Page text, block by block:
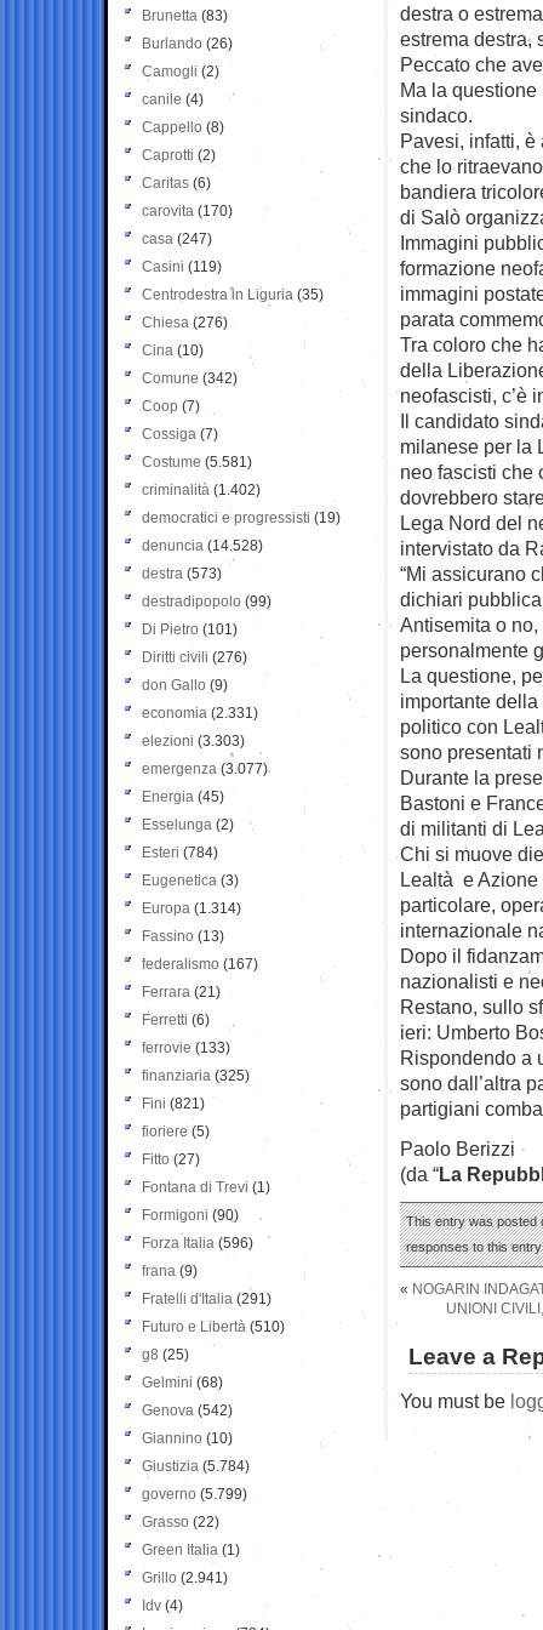
destra o
estrema destra,
Peccato che
Ma la
sindaco.
Pavesi, infatti,
che lo
bandiera
di Salò
Immagini
formazione
immagini
parata
Tra coloro che
della
neofascisti, c’è
Il candidato
milanese per la
neo fascisti che
dovrebbero
Lega Nord del
intervistato da
“Mi assicurano
dichiari
Antisemita o
personalmente
La questione,
importante
politico con
sono presentati
Durante la
Bastoni e
di militanti di
Chi si muove
Lealtà e Azione
particolare,
internazionale
Dopo il
nazionalisti e
Restano, sullo
ieri: Umberto
Rispondendo a
sono dall’altra
partigiani
Paolo Berizzi
(da “La
This entry was posted
responses to this
« NOGARIN
UNIONI
Leave a
You must be
Brunetta (83)
Burlando (26)
Camogli (2)
canile (4)
Cappello (8)
Caprotti (2)
Caritas (6)
carovita (170)
casa (247)
Casini (119)
Centrodestra in Liguria (35)
Chiesa (276)
Cina (10)
Comune (342)
Coop (7)
Cossiga (7)
Costume (5.581)
criminalità (1.402)
democratici e progressisti (19)
denuncia (14.528)
destra (573)
destradipopolo (99)
Di Pietro (101)
Diritti civili (276)
don Gallo (9)
economia (2.331)
elezioni (3.303)
emergenza (3.077)
Energia (45)
Esselunga (2)
Esteri (784)
Eugenetica (3)
Europa (1.314)
Fassino (13)
federalismo (167)
Ferrara (21)
Ferretti (6)
ferrovie (133)
finanziaria (325)
Fini (821)
fioriere (5)
Fitto (27)
Fontana di Trevi (1)
Formigoni (90)
Forza Italia (596)
frana (9)
Fratelli d'Italia (291)
Futuro e Libertà (510)
g8 (25)
Gelmini (68)
Genova (542)
Giannino (10)
Giustizia (5.784)
governo (5.799)
Grasso (22)
Green Italia (1)
Grillo (2.941)
Idv (4)